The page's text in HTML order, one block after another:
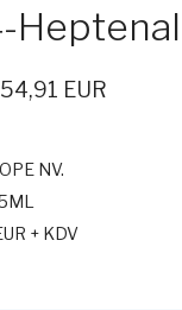
Heptenal
EUR
NV.
+ KDV